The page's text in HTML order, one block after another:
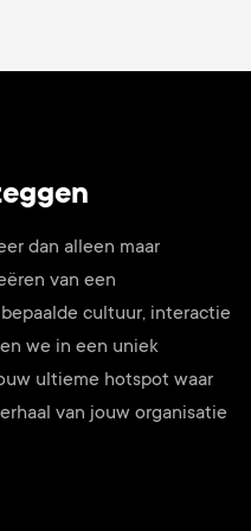
dan alleen maar
van een
cultuur, interactie
we in een uniek
ultieme hotspot waar
van jouw organisatie